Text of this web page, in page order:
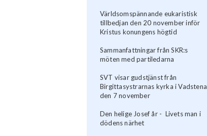
Världsomspännande eukaristisk
tillbedjan den 20 november inför
Kristus konungens högtid
Sammanfattningar från SKR:s
möten med partiledarna
SVT visar gudstjänst från
Birgittasystrarnas kyrka i Vadstena
den 7 november
Den helige Josef år - Livets man i
dödens närhet